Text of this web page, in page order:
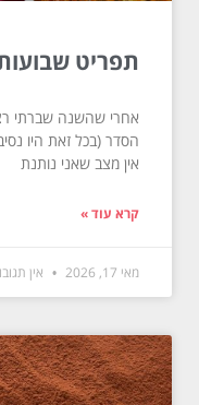
תפריט שבועות
אחרי שהשנה שברתי
הסדר (בכל זאת היו
אין מצב שאני נותנת
קרא עוד »
מאי 17, 2026 אין